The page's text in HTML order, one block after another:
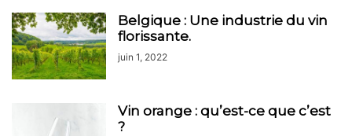
Belgique : Une industrie du vin
florissante.
juin 1, 2022
Vin orange : qu’est-ce que c’est
?